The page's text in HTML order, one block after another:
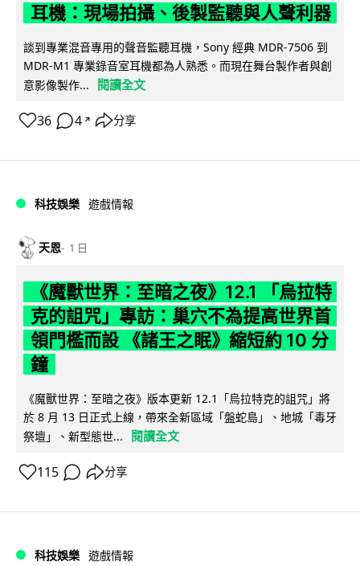
耳機：現場拍攝、後製監聽與人聲利器
談到專業混音專用的聲音監聽耳機，Sony 經典 MDR-7506 到
MDR-M1 專業錄音室耳機都為人熟悉。而現在舞台製作者與創
意影像製作...
閱讀全文
36 4 ↗ 分享
科技娛樂 遊戲情報
天恩 1 日
《魔獸世界：至暗之夜》12.1 「烏拉特
克的詛咒」專訪：巢穴不為提高世界首
領門檻而設 《諸王之眠》縮短約 10 分
鐘
《魔獸世界：至暗之夜》版本更新 12.1「烏拉特克的詛咒」將
於 8 月 13 日正式上線，帶來全新區域「盤蛇島」、地城「毒牙
祭壇」、新型態世...
閱讀全文
115 分享
科技娛樂 遊戲情報